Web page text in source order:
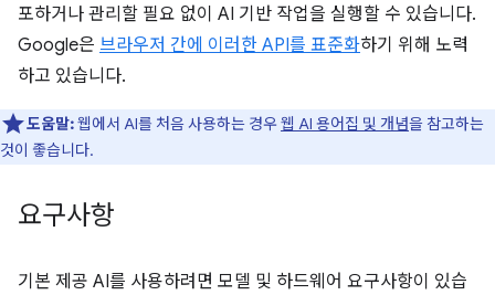
포하거나 관리할 필요 없이 AI 기반 작업을 실행할 수 있습니다.
Google은 브라우저 간에 이러한 API를 표준화하기 위해 노력
하고 있습니다.
도움말:웹에서 AI를 처음 사용하는 경우웹 AI 용어집 및 개념을 참고하는
것이 좋습니다.
요구사항
기본 제공 AI를 사용하려면 모델 및 하드웨어 요구사항이 있습